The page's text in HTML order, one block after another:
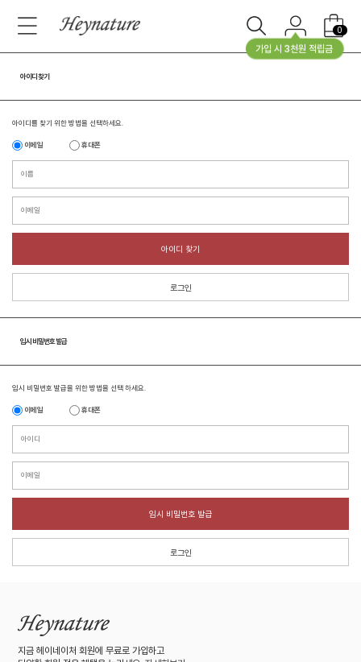
가입 시 3천원 적립금
0
아이디 찾기
아이디를 찾기 위한 방법을 선택하세요.
이메일 휴대폰
아이디 찾기
로그인
임시 비밀번호 발급
임시 비밀번호 발급을 위한 방법을 선택 하세요.
이메일 휴대폰
임시 비밀번호 발급
로그인
지금 헤이네이처 회원에 무료로 가입하고